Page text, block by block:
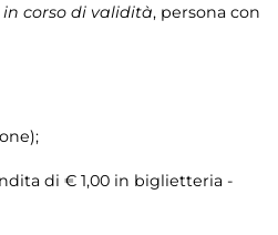
in corso di validità, persona con
di € 1,00 in biglietteria -